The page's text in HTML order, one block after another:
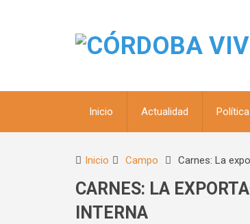
Inicio Actualidad Política
Inicio Campo Carnes: La
CARNES: LA
INTERNA